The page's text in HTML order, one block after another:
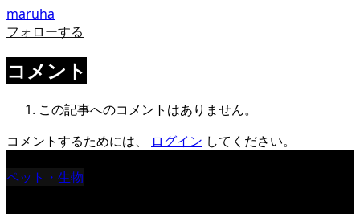
maruha
フォローする
コメント
この記事へのコメントはありません。
コメントするためには、
ログイン してください。
ペット・生物